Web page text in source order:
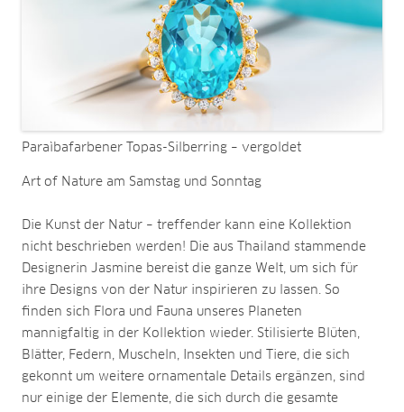
Paraìbafarbener Topas-Silberring – vergoldet
Art of Nature am Samstag und Sonntag
Die Kunst der Natur – treffender kann eine Kollektion
nicht beschrieben werden! Die aus Thailand stammende
Designerin Jasmine bereist die ganze Welt, um sich für
ihre Designs von der Natur inspirieren zu lassen. So
finden sich Flora und Fauna unseres Planeten
mannigfaltig in der Kollektion wieder. Stilisierte Blüten,
Blätter, Federn, Muscheln, Insekten und Tiere, die sich
gekonnt um weitere ornamentale Details ergänzen, sind
nur einige der Elemente, die sich durch die gesamte